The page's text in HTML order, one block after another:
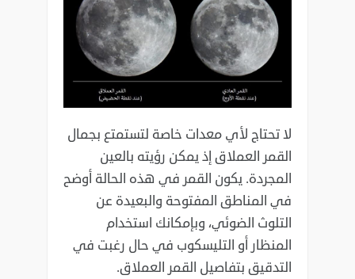
لا تحتاج لأي معدات خاصة لتستمتع بجمال
القمر العملاق إذ يمكن رؤيته بالعين
المجردة. يكون القمر في هذه الحالة أوضح
في المناطق المفتوحة والبعيدة عن
التلوث الضوئي، وبإمكانك استخدام
المنظار أو التليسكوب في حال رغبت في
التدقيق بتفاصيل القمر العملاق.